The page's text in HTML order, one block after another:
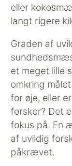
eller
langt rigere
Graden af
et meget lille
omkring
for øje, eller
forsker? Det
fokus på. En
af uvildig
påkrævet.